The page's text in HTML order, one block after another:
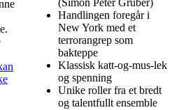
(Simon Peter Gruber)
Handlingen foregår i
New York med et
terrorangrep som
bakteppe
Klassisk katt-og-mus-lek
og spenning
Unike roller fra et bredt
og talentfullt ensemble